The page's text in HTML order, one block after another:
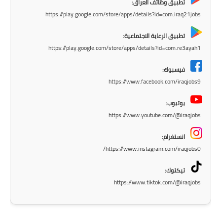
المرحلة الابتدائية
مواضيع انشاء
تطبيق وظائف العراق:
https://play.google.com/store/apps/details?id=com.iraq21jobs
تطبيق الرعاية الاجتماعية:
https://play.google.com/store/apps/details?id=com.re3ayah1
فيسبوك:
https://www.facebook.com/iraqjobs9
يوتيوب:
https://www.youtube.com/@iraqjobs
انستغرام:
https://www.instagram.com/iraqjobs0/
تيكتوك:
https://www.tiktok.com/@iraqjobs